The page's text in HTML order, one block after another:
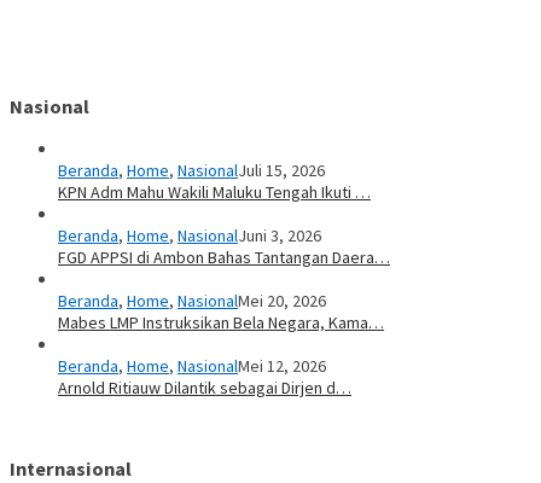
Nasional
Beranda, Home, NasionalJuli 15, 2026
KPN Adm Mahu Wakili Maluku Tengah Ikuti …
Beranda, Home, NasionalJuni 3, 2026
FGD APPSI di Ambon Bahas Tantangan Daera…
Beranda, Home, NasionalMei 20, 2026
Mabes LMP Instruksikan Bela Negara, Kama…
Beranda, Home, NasionalMei 12, 2026
Arnold Ritiauw Dilantik sebagai Dirjen d…
Internasional